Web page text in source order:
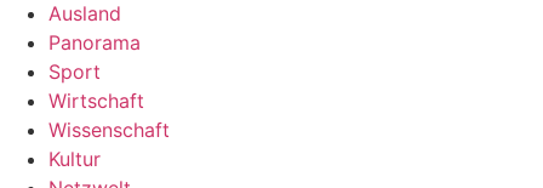
Ausland
Panorama
Sport
Wirtschaft
Wissenschaft
Kultur